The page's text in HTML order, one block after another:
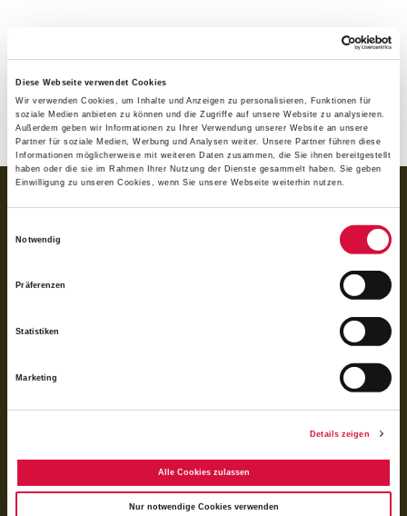
Diese Webseite verwendet Cookies
Wir verwenden Cookies, um Inhalte und Anzeigen zu personalisieren, Funktionen für
soziale Medien anbieten zu können und die Zugriffe auf unsere Website zu analysieren.
Außerdem geben wir Informationen zu Ihrer Verwendung unserer Website an unsere
Partner für soziale Medien, Werbung und Analysen weiter. Unsere Partner führen diese
Informationen möglicherweise mit weiteren Daten zusammen, die Sie ihnen bereitgestellt
haben oder die sie im Rahmen Ihrer Nutzung der Dienste gesammelt haben. Sie geben
Einwilligung zu unseren Cookies, wenn Sie unsere Webseite weiterhin nutzen.
Notwendig
Präferenzen
Statistiken
Marketing
Details zeigen
Alle Cookies zulassen
Nur notwendige Cookies verwenden
Im Anschluss an den Sonntagsgottesdienst besteht die
Möglichkeit beim anschließenden Kirchenkaffee die
Gemeinde St. Olav kennenzulernen.
(nd)
Das Bonifatiuswerk der deutschen Katholiken e. V. ist als wegen der
Förderung kirchlicher Zwecke von der Körperschaftsteuer und Gewerbesteuer
freigestellt und beim Finanzamt unter der Steuernummer 339/5794/0212
registriert.